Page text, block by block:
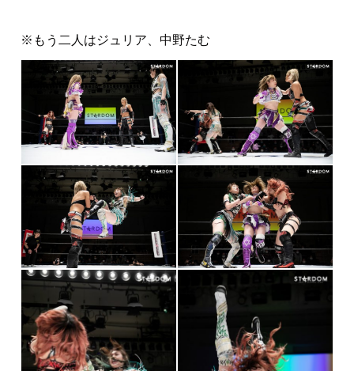
※もう二人はジュリア、中野たむ